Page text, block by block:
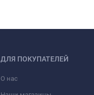
ДЛЯ ПОКУПАТЕЛЕЙ
О нас